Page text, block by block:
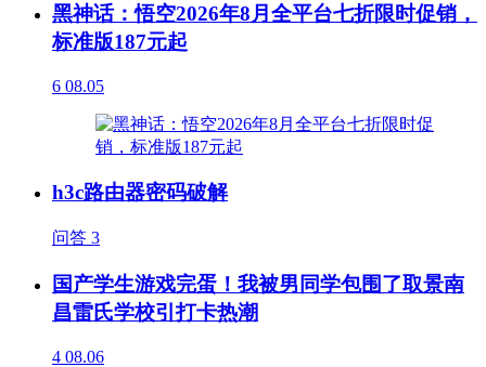
黑神话：悟空2026年8月全平台七折限时促销，
标准版187元起
6 08.05
h3c路由器密码破解
问答 3
国产学生游戏完蛋！我被男同学包围了取景南
昌雷氏学校引打卡热潮
4 08.06